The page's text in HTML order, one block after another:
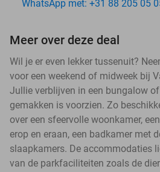
WhatsApp met: +31 88 205 05
Meer over deze deal
Wil je er even lekker tussenuit?
voor een weekend of midweek bij
Jullie verblijven in een bungalow
gemakken is voorzien. Zo
over een sfeervolle woonkamer,
erop en eraan, een badkamer met
slaapkamers. De accommodaties
van de parkfaciliteiten zoals de